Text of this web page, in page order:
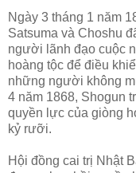
Ngày 3 tháng 1 năm
Satsuma và Choshu
người lãnh đạo cuộc
hoàng tộc để điều
những người không
4 năm 1868, Shogun
quyền lực của giòng
kỷ rưỡi.
Hội đồng cai trị Nhật